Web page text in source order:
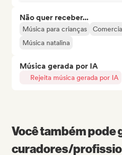
Não quer receber...
Música para crianças
Música natalina
Música gerada por IA
Rejeita música gerada por IA
Você também pode
curadores/